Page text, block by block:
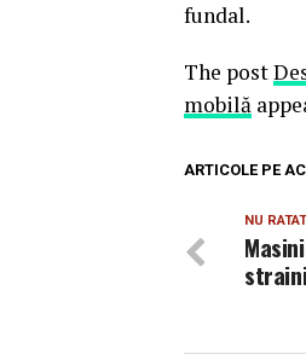
fundal.
The post
mobilă
ARTICOLE PE
NU
straini